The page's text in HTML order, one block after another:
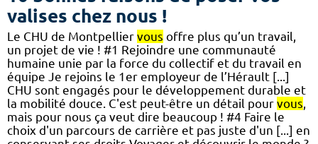
valises chez nous !
Le CHU de Montpellier vous offre plus qu’un travail,
un projet de vie ! #1 Rejoindre une communauté
humaine unie par la force du collectif et du travail en
équipe Je rejoins le 1er employeur de l’Hérault [...]
CHU sont engagés pour le développement durable et
la mobilité douce. C'est peut-être un détail pour vous,
mais pour nous ça veut dire beaucoup ! #4 Faire le
choix d'un parcours de carrière et pas juste d'un [...] en